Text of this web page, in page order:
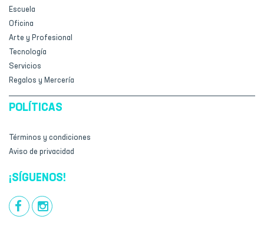
Escuela
Oficina
Arte y Profesional
Tecnología
Servicios
Regalos y Mercería
POLÍTICAS
Términos y condiciones
Aviso de privacidad
¡SÍGUENOS!